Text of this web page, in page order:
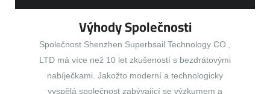
Výhody Společnosti
Společnost Shenzhen Superbsail Technology CO.,
LTD má více než 10 let zkušeností s bezdrátovými
nabíječkami. Jakožto moderní a technologicky
vyspělá společnost zabývající se výzkumem a